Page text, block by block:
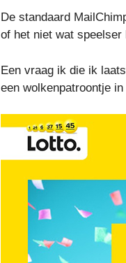
De standaard
of het niet wat speelser
Een vraag ik die ik
een wolkenpatroontje